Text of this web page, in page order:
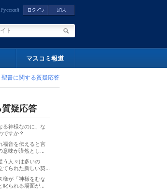
Русский
マスコミ報道
聖書に関する質疑応答